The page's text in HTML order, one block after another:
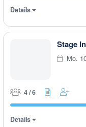
Details
Stage
Mo.
4 / 6
Details